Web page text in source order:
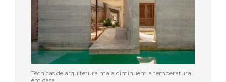
Técnicas de arquitetura maia diminuem a temperatura
em casa